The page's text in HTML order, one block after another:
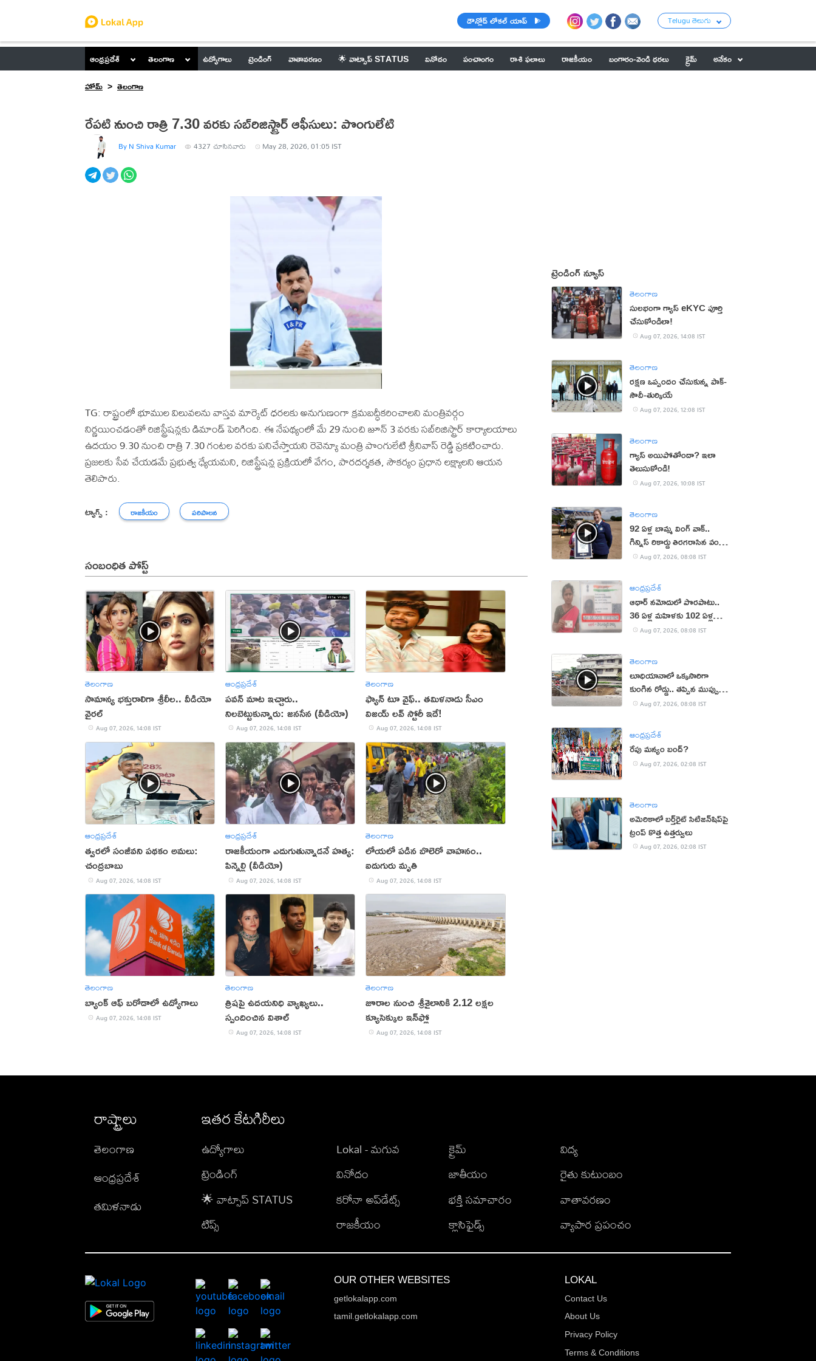
డౌన్లోడ్ లోకల్ యాప్ Telugu తెలుగు
ఆంధ్రప్రదేశ్ తెలంగాణ ఉద్యోగాలు ట్రెండింగ్ వాతావరణం 🌟 వాట్సాప్ STATUS వినోదం పంచాంగం రాశి ఫలాలు రాజకీయం బంగారం-వెండి ధరలు క్రైమ్
అనేకం
హోమ్
తెలంగాణ
రేపటి నుంచి రాత్రి 7.30 వరకు సబ్‌‌రిజిస్ట్రార్ ఆఫీసులు: పొంగులేటి
By N Shiva Kumar 4327 చూసినవారు May 28, 2026, 01:05 IST
TG: రాష్ట్రంలో భూముల విలువలను వాస్తవ మార్కెట్ ధరలకు అనుగుణంగా క్రమబద్ధీకరించాలని మంత్రివర్గం
నిర్ణయించడంతో రిజిస్ట్రేషన్లకు డిమాండ్ పెరిగింది. ఈ నేపథ్యంలో మే 29 నుంచి జూన్ 3 వరకు సబ్‌‌రిజిస్ట్రార్ కార్యాలయాలు
ఉదయం 9.30 నుంచి రాత్రి 7.30 గంటల వరకు పనిచేస్తాయని రెవెన్యూ మంత్రి పొంగులేటి శ్రీనివాస్ రెడ్డి ప్రకటించారు.
ప్రజలకు సేవ చేయడమే ప్రభుత్వ ధ్యేయమని, రిజిస్ట్రేషన్ల ప్రక్రియలో వేగం, పారదర్శకత, సౌకర్యం ప్రధాన లక్ష్యాలని ఆయన
తెలిపారు.
ట్యాగ్స్ : రాజకీయం పరిపాలన
సంబంధిత పోస్ట్
తెలంగాణ
సామాన్య భక్తురాలిగా శ్రీలీల.. వీడియో
వైరల్
Aug 07, 2026, 14:08 IST
ఆంధ్రప్రదేశ్
పవన్ మాట ఇచ్చారు..
నిలబెట్టుకున్నారు: జనసేన (వీడియో)
Aug 07, 2026, 14:08 IST
తెలంగాణ
ఫ్యాన్ టూ వైఫ్.. తమిళనాడు సీఎం
విజయ్ లవ్ స్టోరీ ఇదే!
Aug 07, 2026, 14:08 IST
ఆంధ్రప్రదేశ్
త్వరలో సంజీవని పథకం అమలు:
చంద్రబాబు
Aug 07, 2026, 14:08 IST
ఆంధ్రప్రదేశ్
రాజకీయంగా ఎదుగుతున్నాడనే హత్య:
పిన్నెల్లి (వీడియో)
Aug 07, 2026, 14:08 IST
తెలంగాణ
లోయలో పడిన బొలెరో వాహనం..
ఐదుగురు మృతి
Aug 07, 2026, 14:08 IST
తెలంగాణ
బ్యాంక్ ఆఫ్ బరోడాలో ఉద్యోగాలు
Aug 07, 2026, 14:08 IST
తెలంగాణ
త్రిషపై ఉదయనిధి వ్యాఖ్యలు..
స్పందించిన విశాల్
Aug 07, 2026, 14:08 IST
తెలంగాణ
జూరాల నుంచి శ్రీశైలానికి 2.12 లక్షల
క్యూసెక్కుల ఇన్‌ఫ్లో
Aug 07, 2026, 14:08 IST
ట్రెండింగ్ న్యూస్
తెలంగాణ
సులభంగా గ్యాస్ eKYC పూర్తి
చేసుకోండిలా!
Aug 07, 2026, 14:08 IST
తెలంగాణ
రక్షణ ఒప్పందం చేసుకున్న పాక్‌-
సౌదీ-తుర్కియే
Aug 07, 2026, 12:08 IST
తెలంగాణ
గ్యాస్ అయిపోతోందా? ఇలా
తెలుసుకోండి!
Aug 07, 2026, 10:08 IST
తెలంగాణ
92 ఏళ్ల బామ్మ వింగ్ వాక్..
గిన్నిస్ రికార్డు తిరగరాసిన వండర్
ఉమెన్Aug 07, 2026, 08:08 IST
ఆంధ్రప్రదేశ్
ఆధార్‌ నమోదులో పొరపాటు..
36 ఏళ్ల మహిళకు 102 ఏళ్ల
వయసు!
Aug 07, 2026, 08:08 IST
తెలంగాణ
లూధియానాలో ఒక్కసారిగా
కుంగిన రోడ్డు.. తప్పిన ముప్పు
(వీడియో)
Aug 07, 2026, 08:08 IST
ఆంధ్రప్రదేశ్
రేపు మన్యం బంద్‌?
Aug 07, 2026, 02:08 IST
తెలంగాణ
అమెరికాలో బర్త్‌రైట్ సిటిజన్‌షిప్‌పై
ట్రంప్ కొత్త ఉత్తర్వులు
Aug 07, 2026, 02:08 IST
రాష్ట్రాలు
తెలంగాణ
ఆంధ్రప్రదేశ్
తమిళనాడు
ఇతర కేటగిరీలు
ఉద్యోగాలు
ట్రెండింగ్
🌟 వాట్సాప్ STATUS
టిప్స్
Lokal - మగువ
వినోదం
కరోనా అప్‌డేట్స్
రాజకీయం
క్రైమ్
జాతీయం
భక్తి సమాచారం
క్లాసిఫైడ్స్
విద్య
రైతు కుటుంబం
వాతావరణం
వ్యాపార ప్రపంచం
OUR OTHER WEBSITES
getlokalapp.com
tamil.getlokalapp.com
LOKAL
Contact Us
About Us
Privacy Policy
Terms & Conditions